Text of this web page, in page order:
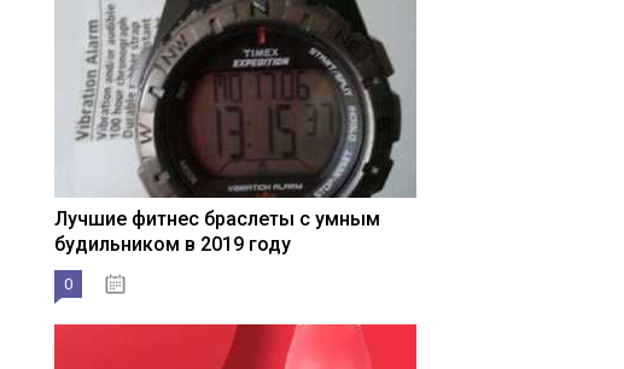
Лучшие фитнес браслеты с умным
будильником в 2019 году
0